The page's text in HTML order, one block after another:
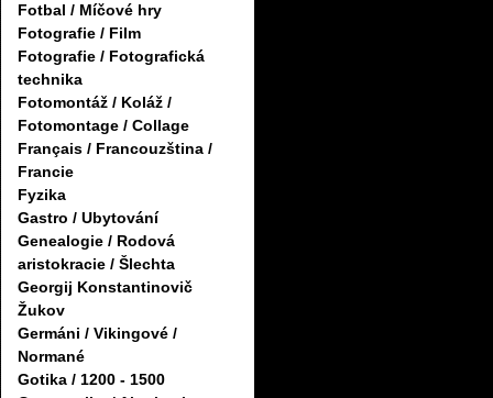
Fotbal / Míčové hry
Fotografie / Film
Fotografie / Fotografická
technika
Fotomontáž / Koláž /
Fotomontage / Collage
Français / Francouzština /
Francie
Fyzika
Gastro / Ubytování
Genealogie / Rodová
aristokracie / Šlechta
Georgij Konstantinovič
Žukov
Germáni / Vikingové /
Normané
Gotika / 1200 - 1500